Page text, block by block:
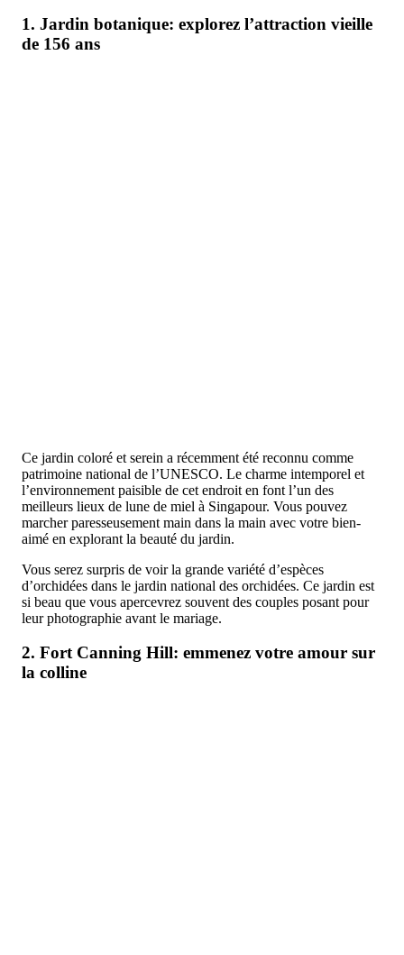
1. Jardin botanique: explorez l’attraction vieille
de 156 ans
Ce jardin coloré et serein a récemment été reconnu comme
patrimoine national de l’UNESCO. Le charme intemporel et
l’environnement paisible de cet endroit en font l’un des
meilleurs lieux de lune de miel à Singapour. Vous pouvez
marcher paresseusement main dans la main avec votre bien-
aimé en explorant la beauté du jardin.
Vous serez surpris de voir la grande variété d’espèces
d’orchidées dans le jardin national des orchidées. Ce jardin est
si beau que vous apercevrez souvent des couples posant pour
leur photographie avant le mariage.
2. Fort Canning Hill: emmenez votre amour sur
la colline